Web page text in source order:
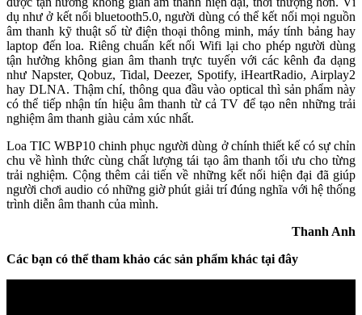
dụ như ở kết nối bluetooth5.0, người dùng có thể kết nối mọi nguồn
âm thanh kỹ thuật số từ điện thoại thông minh, máy tính bảng hay
laptop đến loa. Riêng chuẩn kết nối Wifi lại cho phép người dùng
tận hưởng không gian âm thanh trực tuyến với các kênh đa dạng
như Napster, Qobuz, Tidal, Deezer, Spotify, iHeartRadio, Airplay2
hay DLNA. Thậm chí, thông qua đầu vào optical thì sản phẩm này
có thể tiếp nhận tín hiệu âm thanh từ cả TV để tạo nên những trải
nghiệm âm thanh giàu cảm xúc nhất.
Loa TIC WBP10 chinh phục người dùng ở chính thiết kế có sự chỉn
chu về hình thức cùng chất lượng tái tạo âm thanh tối ưu cho từng
trải nghiệm. Cộng thêm cải tiến về những kết nối hiện đại đã giúp
người chơi audio có những giờ phút giải trí đúng nghĩa với hệ thống
trình diễn âm thanh của mình.
Thanh Anh
Các bạn có thể tham khảo các sản phẩm khác tại đây